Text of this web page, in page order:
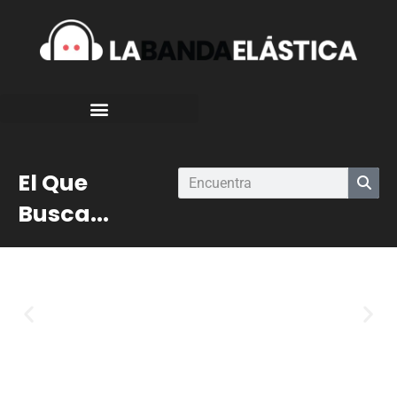
El Que
Busca...